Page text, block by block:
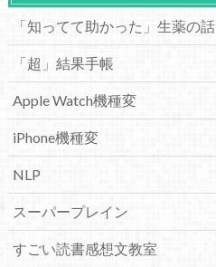
「知ってて助かった」生薬の話
「超」結果手帳
Apple Watch機種変
iPhone機種変
NLP
スーパープレイン
すごい読書感想文教室